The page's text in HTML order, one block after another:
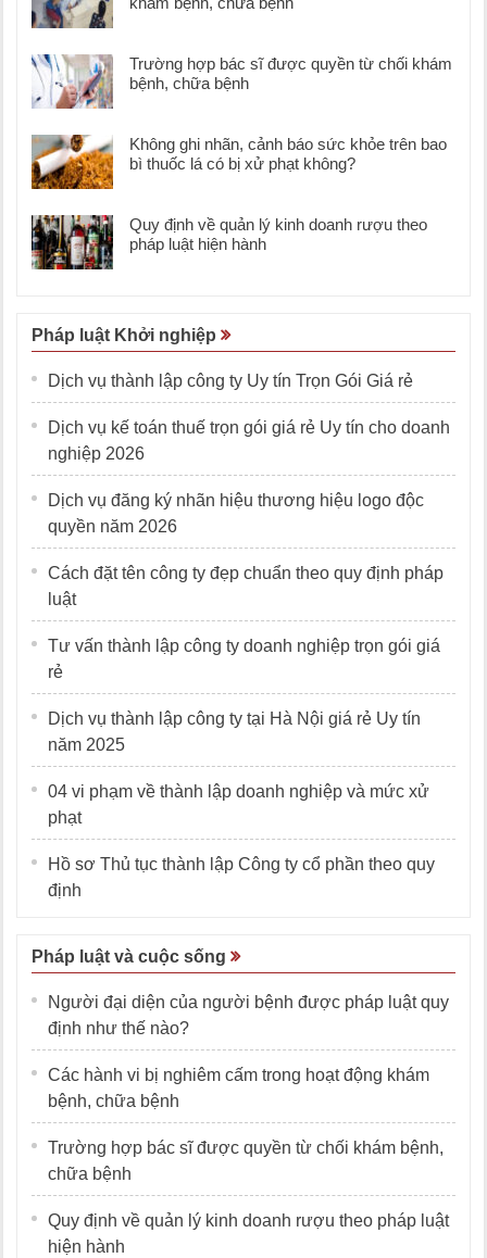
Trường hợp bác sĩ được quyền từ chối khám
bệnh, chữa bệnh
Không ghi nhãn, cảnh báo sức khỏe trên bao
bì thuốc lá có bị xử phạt không?
Quy định về quản lý kinh doanh rượu theo
pháp luật hiện hành
Pháp luật Khởi nghiệp
Dịch vụ thành lập công ty Uy tín Trọn Gói Giá rẻ
Dịch vụ kế toán thuế trọn gói giá rẻ Uy tín cho doanh
nghiệp 2026
Dịch vụ đăng ký nhãn hiệu thương hiệu logo độc
quyền năm 2026
Cách đặt tên công ty đẹp chuẩn theo quy định pháp
luật
Tư vấn thành lập công ty doanh nghiệp trọn gói giá
rẻ
Dịch vụ thành lập công ty tại Hà Nội giá rẻ Uy tín
năm 2025
04 vi phạm về thành lập doanh nghiệp và mức xử
phạt
Hồ sơ Thủ tục thành lập Công ty cổ phần theo quy
định
Pháp luật và cuộc sống
Người đại diện của người bệnh được pháp luật quy
định như thế nào?
Các hành vi bị nghiêm cấm trong hoạt động khám
bệnh, chữa bệnh
Trường hợp bác sĩ được quyền từ chối khám bệnh,
chữa bệnh
Quy định về quản lý kinh doanh rượu theo pháp luật
hiện hành